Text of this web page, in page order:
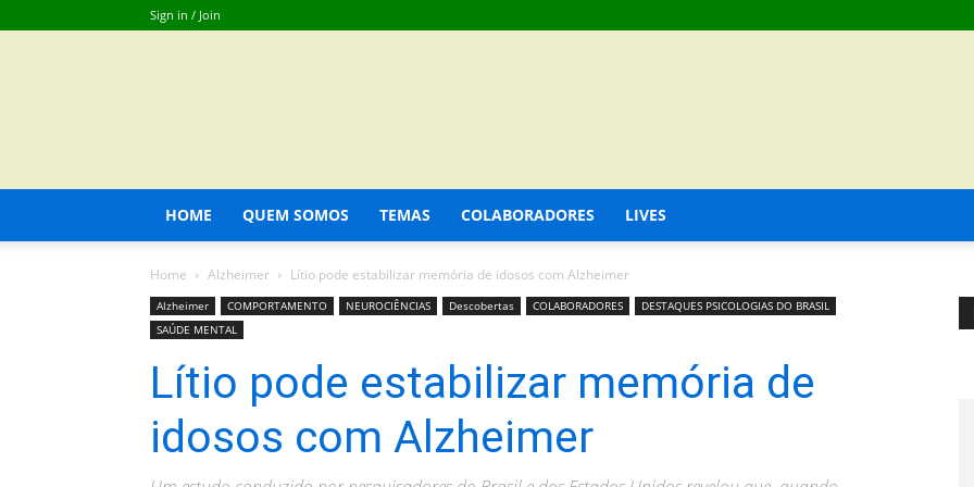
Sign in / Join
HOME QUEM SOMOS TEMAS COLABORADORES LIVES
Home Alzheimer Lítio pode estabilizar memória de idosos com Alzheimer
Alzheimer COMPORTAMENTO NEUROCIÊNCIAS Descobertas COLABORADORES
DESTAQUES PSICOLOGIAS DO BRASIL
SAÚDE MENTAL
Lítio pode estabilizar memória de
idosos com Alzheimer